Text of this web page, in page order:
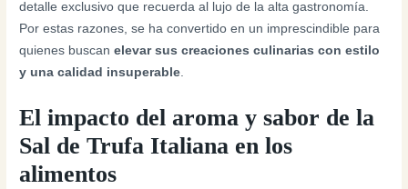
detalle exclusivo que recuerda al lujo de la alta gastronomía.
Por estas razones, se ha convertido en un imprescindible para
quienes buscanelevar sus creaciones culinarias con estilo
y una calidad insuperable.
El impacto del aroma y sabor de la
Sal de Trufa Italiana en los
alimentos